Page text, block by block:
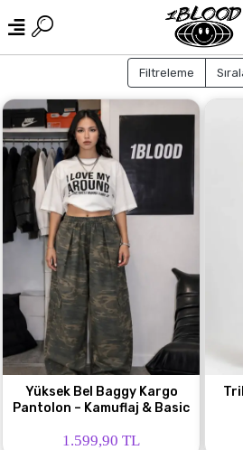
Filtreleme
Yüksek Bel Baggy Kargo
Pantolon – Kamuflaj & Basic
1.599,90 TL